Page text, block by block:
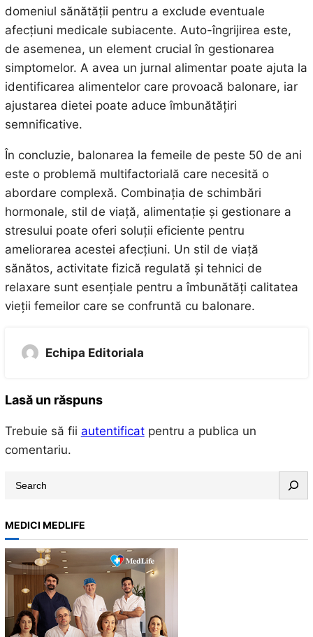
domeniul sănătății pentru a exclude eventuale
afecțiuni medicale subiacente. Auto-îngrijirea este,
de asemenea, un element crucial în gestionarea
simptomelor. A avea un jurnal alimentar poate ajuta la
identificarea alimentelor care provoacă balonare, iar
ajustarea dietei poate aduce îmbunătățiri
semnificative.
În concluzie, balonarea la femeile de peste 50 de ani
este o problemă multifactorială care necesită o
abordare complexă. Combinația de schimbări
hormonale, stil de viață, alimentație și gestionare a
stresului poate oferi soluții eficiente pentru
ameliorarea acestei afecțiuni. Un stil de viață
sănătos, activitate fizică regulată și tehnici de
relaxare sunt esențiale pentru a îmbunătăți calitatea
vieții femeilor care se confruntă cu balonare.
Echipa Editoriala
Lasă un răspuns
Trebuie să fii autentificatpentru a publica un
comentariu.
r
c
h
MEDICI MEDLIFE